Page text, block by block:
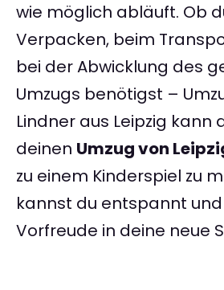
wie möglich abläuft. Ob
Verpacken, beim
bei der Abwicklung des
Umzugs benötigst –
Lindner aus Leipzig kann
deinen Umzug von
zu einem Kinderspiel zu
kannst du entspannt
Vorfreude in deine neue